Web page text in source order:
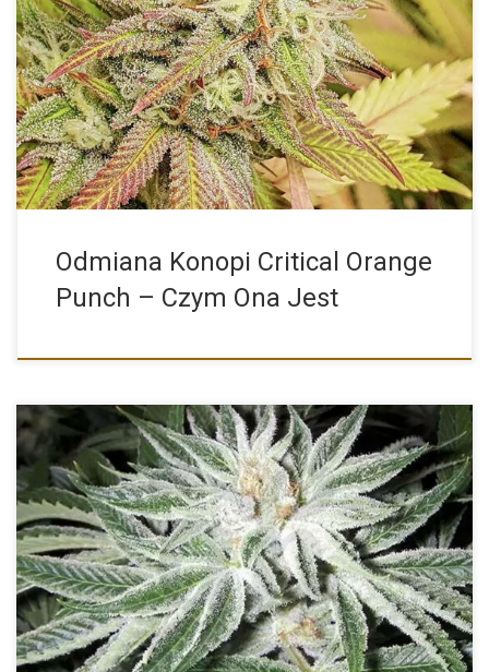
Critical Orange Punch od Dutch Passion wywodzą się ze
skrzyżowania wspaniałego szczepu Orange Punch (który z kolei
jest połączeniem Grandaddy […]
Odmiana Konopi Critical Orange
Punch – Czym Ona Jest
White Widow Charakterystyka White Widow to znana odmiana
marihuany, która jest popularna ze względu na silne działanie i
wyjątkowy smak. […]